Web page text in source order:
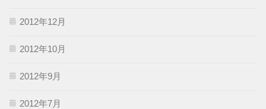
2012年12月
2012年10月
2012年9月
2012年7月